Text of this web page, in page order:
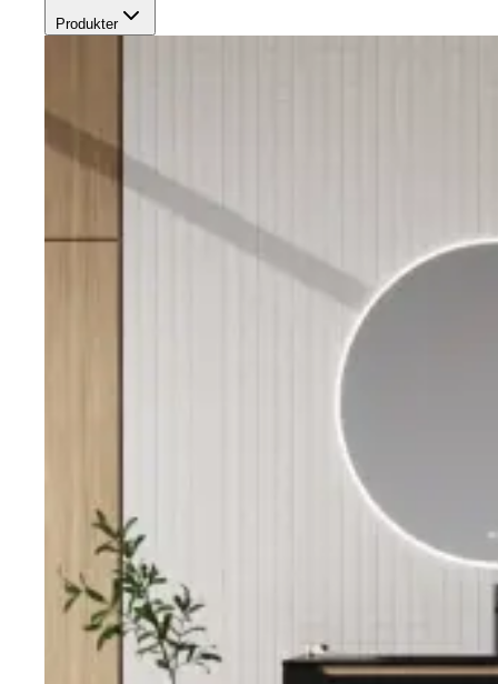
Produkter